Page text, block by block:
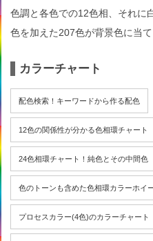
色調と各色での12色相、それに
色を加えた207色が背景色に当て
カラーチャート
配色検索！キーワードから作る配色
12色の関係性が分かる色相環チャート
24色相環チャート！純色とその中間色
色のトーンも含めた色相環カラーホイ
プロセスカラー(4色)のカラーチャート